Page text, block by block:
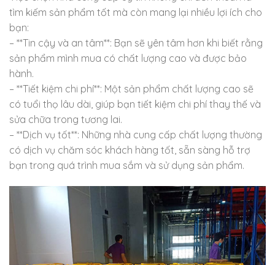
tìm kiếm sản phẩm tốt mà còn mang lại nhiều lợi ích cho
bạn:
– **Tin cậy và an tâm**: Bạn sẽ yên tâm hơn khi biết rằng
sản phẩm mình mua có chất lượng cao và được bảo
hành.
– **Tiết kiệm chi phí**: Một sản phẩm chất lượng cao sẽ
có tuổi thọ lâu dài, giúp bạn tiết kiệm chi phí thay thế và
sửa chữa trong tương lai.
– **Dịch vụ tốt**: Những nhà cung cấp chất lượng thường
có dịch vụ chăm sóc khách hàng tốt, sẵn sàng hỗ trợ
bạn trong quá trình mua sắm và sử dụng sản phẩm.